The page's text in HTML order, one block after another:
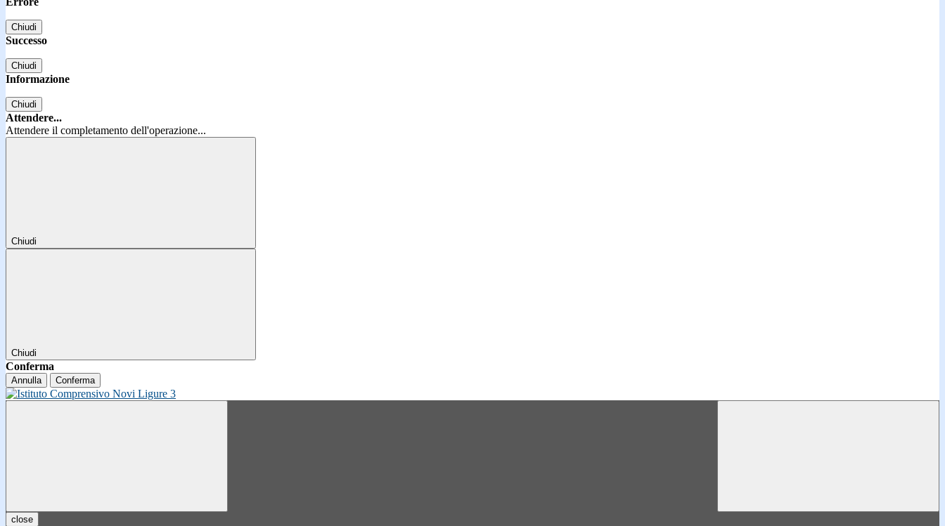
Chiudi
Successo
Chiudi
Informazione
Chiudi
Attendere...
Attendere il completamento dell'operazione...
Chiudi
Chiudi
Conferma
Annulla Conferma
close